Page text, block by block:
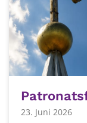
23. Juni 2026